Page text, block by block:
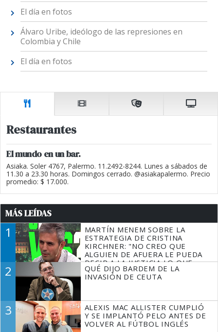
El día en fotos
Álvaro Uribe, ideólogo de las represiones en
Colombia y Chile
El día en fotos
Restaurantes
El mundo en un bar.
Asiaka. Soler 4767, Palermo. 11.2492-8244. Lunes a sábados de
11.30 a 23.30 horas. Domingos cerrado. @asiakapalermo. Precio
promedio: $ 17.000.
MÁS LEÍDAS
1
MARTÍN MENEM SOBRE LA
ESTRATEGIA DE CRISTINA
KIRCHNER: "NO CREO QUE
ALGUIEN DE AFUERA LE PUEDA
DECIR A LA JUSTICIA LO QUE
TIENE QUE HACER"
2
QUÉ DIJO BARDEM DE LA
INVASIÓN DE CEUTA
3
ALEXIS MAC ALLISTER CUMPLIÓ
Y SE IMPLANTÓ PELO ANTES DE
VOLVER AL FÚTBOL INGLÉS